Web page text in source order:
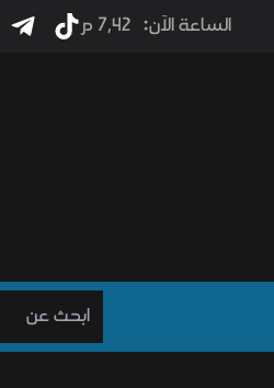
الساعة الآن: 7٫42 م